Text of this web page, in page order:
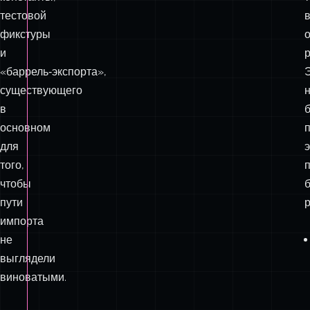
хука,
селектора,
действия,
редьюсера,
константы,
тестовой
фикстуры
и
«баррель‑экспорта»,
существующего
в
основном
для
того,
чтобы